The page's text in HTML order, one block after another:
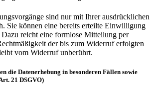
sind nur mit Ihrer ausdrücklichen
Sie können eine bereits erteilte Einwilligung
reicht eine formlose Mitteilung per
der bis zum Widerruf erfolgten
vom Widerruf unberührt.
die Datenerhebung in besonderen Fällen sowie
21 DSGVO)